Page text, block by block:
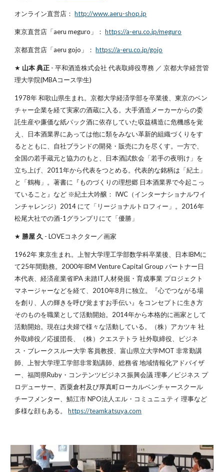
オンライン直営店： http://www.aeru-shop.jp
東京直営店「aeru meguro」： https://a-eru.co.jp/meguro
京都直営店「aeru gojo」： https://a-eru.co.jp/gojo
★ 山本 典正 - 平和酒造株式会社 代表取締役専務 ／ 京都大学経営管
理大学院(MBAコース学生)
1978年 和歌山県生まれ。京都大学経済学部を卒業後、東京のベン
チャー企業を経て実家の酒蔵に入る。大手酒造メーカーからの委
託生産や廉価な紙パック酒に依存していた収益構造に危機感を覚
え、日本酒業界にあっては他に類をみない革新的組織づくりをす
るとともに、自社ブランドの開発・販売に力を尽くす。一方で、
全国の若手蔵元と協力のもと、日本酒試飲会「若手の夜明け」を
立ち上げ、2011年から代表をつとめる。代表的な銘柄は「紀土」
と「鶴梅」。著書に『ものづくりの理想郷 日本酒業界で今起こっ
ていること』など ※紀土大吟醸： IWC（インターナショナルワイ
ンチャレンジ）2014 にて「リージョナルトロフィー」。2016年
松尾大社での酒-1グランプリにて「優勝」
★ 勝屋 久 - LOVEコネクター／画家
1962年 東京生まれ。上智大学理工学部数学科卒業後、日本IBMに
て25年間勤務。2000年IBM Venture Capital Group パートナー日
本代表、経済産業省IPA 未踏IT人材発掘・育成事業 プロジェクト
マネージャーなどを経て、2010年8月に独立。『心でつながる場
を創り、人の輝きを呼び覚ますお手伝い』をコンセプトに生き方
そのものを職業として活動開始。2014年から本格的に画家として
活動開始。現在は夫婦で様々な活動している。（株）アカツキ 社
外取締役／応援団長、（株）クエステトラ 社外取締役、ビジネ
ス・ブレークスルー大学 客員教授、富山県立大学MOT 非常勤講
師、上智大学理工学部非常勤講師、総務省 地域情報化アドバイザ
ー、福岡県Ruby・コンテンツビジネス振興会議 理事／ビジネス プ
ロデューサー、西粟倉村及び厚真町ローカルベンチャースクール
チーフメンター、鯖江市 NPO法人エル・コミュニュティ 理事など
多様な顔もある。
https://teamkatsuya.com